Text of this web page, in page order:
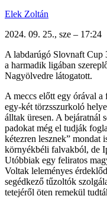
Elek Zoltán
2024. 09. 25., sze – 17:24
A labdarúgó Slovnaft
a harmadik ligában
Nagyölvedre látogatott.
A meccs előtt egy órával a
egy-két törzsszurkoló
álltak üresen. A bejáratnál
padokat még el tudják
kétezren lesznek” mondat
környékbéli falvakból, de
Utóbbiak egy feliratos
Voltak leleményes
segédkező tűzoltók
tetejéről öten remekül